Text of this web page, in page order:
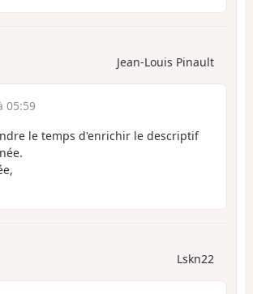
Jean-Louis Pinault
05:59
le temps d'enrichir le descriptif
Lskn22